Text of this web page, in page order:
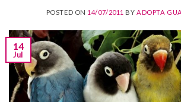
POSTED ON 14/07/2011 BY ADOPTA
14
Jul